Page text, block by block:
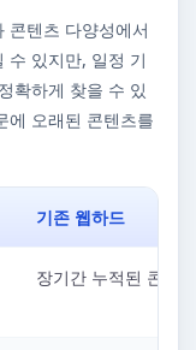
콘텐츠 다양성에서
수 있지만, 일정 기
확하게 찾을 수 있
에 오래된 콘텐츠를
기존 웹하드
장기간 누적된 콘텐